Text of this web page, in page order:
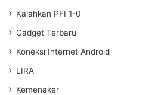
Kalahkan PFI 1-0
Gadget Terbaru
Koneksi Internet Android
LIRA
Kemenaker